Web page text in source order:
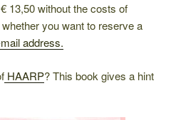
13,50 without the costs of
you want to reserve a
address.
HAARP? This book gives a hint